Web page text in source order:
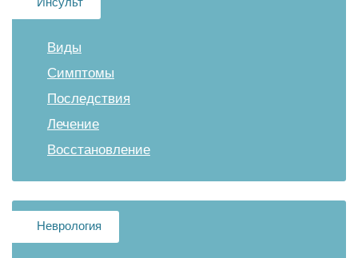
Виды
Симптомы
Последствия
Лечение
Восстановление
Неврология